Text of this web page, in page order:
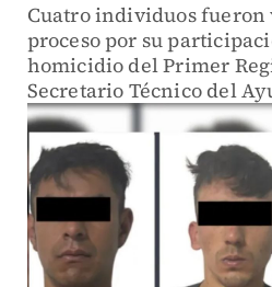
Cuatro individuos fueron
proceso por su
homicidio del Primer
Secretario Técnico del
Ocuilan, ocurrido el 20
informó la Fiscalía
del Estado de México.